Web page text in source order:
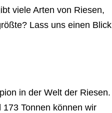
viele Arten von Riesen,
Lass uns einen Blick
in der Welt der Riesen.
Tonnen können wir